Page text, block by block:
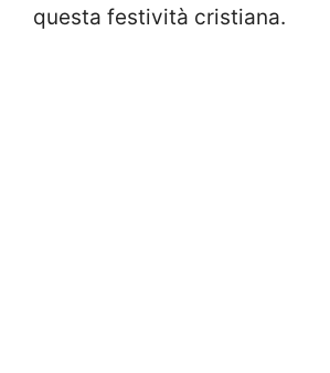
questa festività cristiana.